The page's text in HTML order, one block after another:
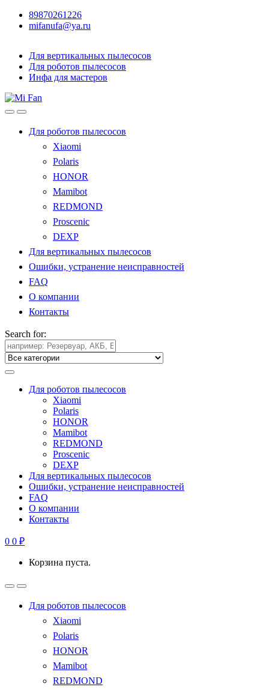
89870261226
mifanufa@ya.ru
Для вертикальных пылесосов
Для роботов пылесосов
Инфа для мастеров
Для роботов пылесосов
Xiaomi
Polaris
HONOR
Mamibot
REDMOND
Proscenic
DEXP
Для вертикальных пылесосов
Ошибки, устранение неисправностей
FAQ
О компании
Контакты
Search for:
Для роботов пылесосов
Xiaomi
Polaris
HONOR
Mamibot
REDMOND
Proscenic
DEXP
Для вертикальных пылесосов
Ошибки, устранение неисправностей
FAQ
О компании
Контакты
0 0 ₽
Корзина пуста.
Для роботов пылесосов
Xiaomi
Polaris
HONOR
Mamibot
REDMOND